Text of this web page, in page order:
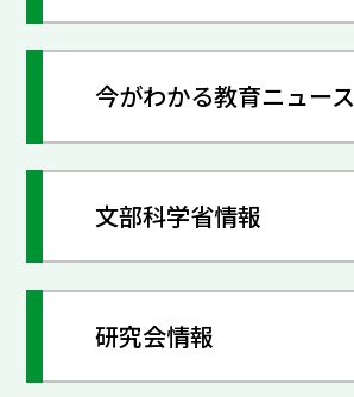
今がわかる教育ニュース
文部科学省情報
研究会情報